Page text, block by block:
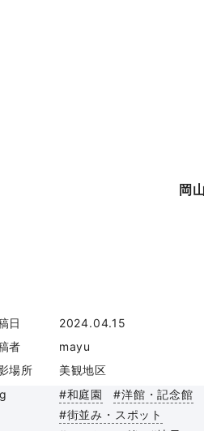
岡
日
2024.04.15
者
mayu
場所
美観地区
#和庭園
#洋館・記念館
#街並み・スポット